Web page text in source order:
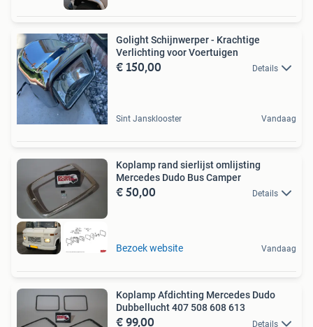
Golight Schijnwerper - Krachtige
Verlichting voor Voertuigen
€ 150,00 Details
Sint Jansklooster Vandaag
Koplamp rand sierlijst omlijsting
Mercedes Dudo Bus Camper
€ 50,00 Details
Bezoek website Vandaag
Koplamp Afdichting Mercedes Dudo
Dubbellucht 407 508 608 613
€ 99,00 Details